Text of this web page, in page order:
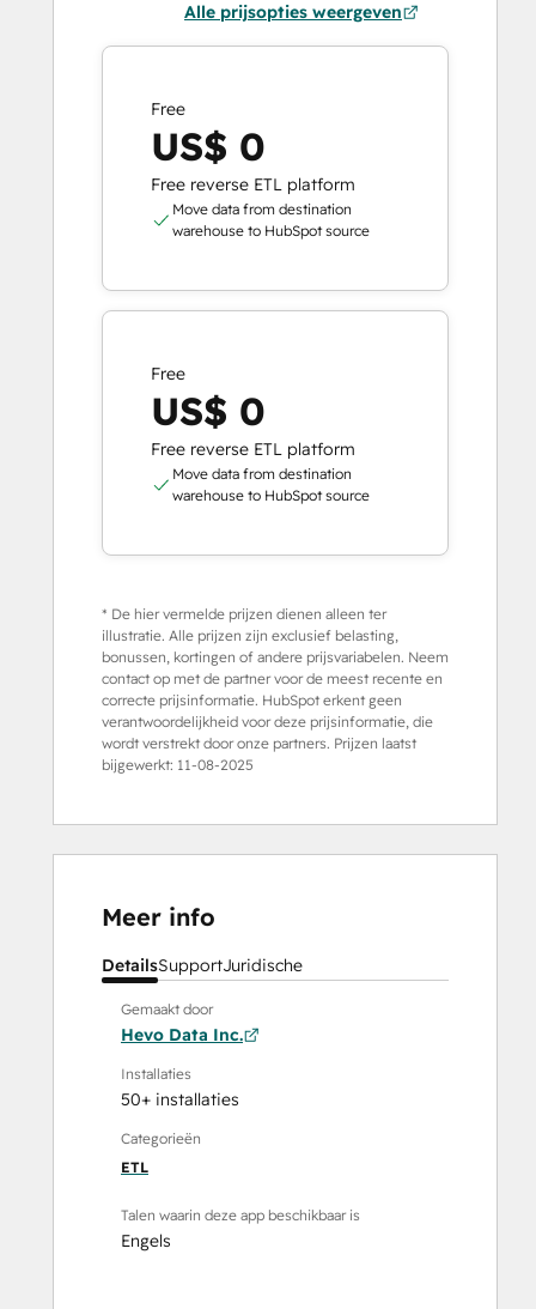
Alle prijsopties weergeven
Free
US$ 0
Free reverse ETL platform
Move data from destination
warehouse to HubSpot source
Free
US$ 0
Free reverse ETL platform
Move data from destination
warehouse to HubSpot source
* De hier vermelde prijzen dienen alleen ter
illustratie. Alle prijzen zijn exclusief belasting,
bonussen, kortingen of andere prijsvariabelen. Neem
contact op met de partner voor de meest recente en
correcte prijsinformatie. HubSpot erkent geen
verantwoordelijkheid voor deze prijsinformatie, die
wordt verstrekt door onze partners. Prijzen laatst
bijgewerkt: 11-08-2025
Meer info
DetailsSupportJuridische
Gemaakt door
Hevo Data Inc.
Installaties
50+ installaties
Categorieën
ETL
Talen waarin deze app beschikbaar is
Engels